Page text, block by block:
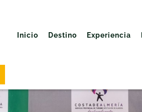
Inicio Destino Experiencia